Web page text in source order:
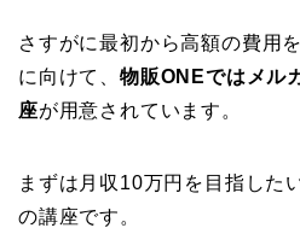
さすがに最初から高額の費用
に向けて、 物販ONEではメル
座が用意されています。
まずは月収10万円を目指した
の講座です。